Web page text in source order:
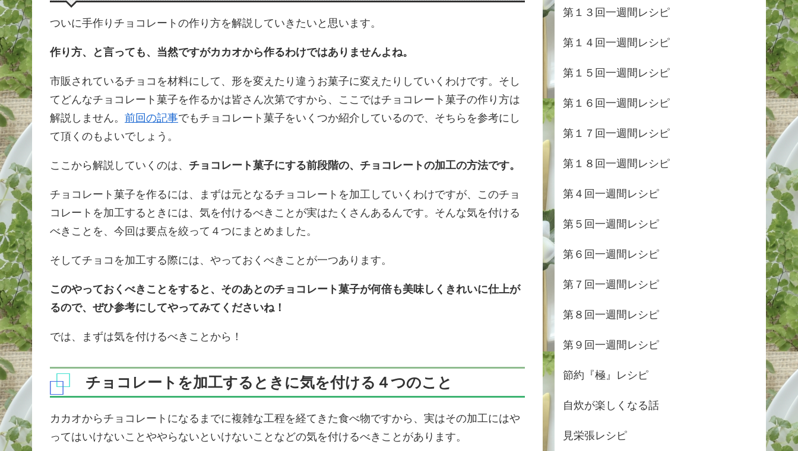
ついに手作りチョコレートの作り方を解説していきたいと思います。
作り方、と言っても、当然ですがカカオから作るわけではありませんよね。
市販されているチョコを材料にして、形を変えたり違うお菓子に変えたりしていくわけです。そし
てどんなチョコレート菓子を作るかは皆さん次第ですから、ここではチョコレート菓子の作り方は
解説しません。 前回の記事でもチョコレート菓子をいくつか紹介しているので、そちらを参考にし
て頂くのもよいでしょう。
ここから解説していくのは、 チョコレート菓子にする前段階の、チョコレートの加工の方法です。
チョコレート菓子を作るには、まずは元となるチョコレートを加工していくわけですが、このチョ
コレートを加工するときには、気を付けるべきことが実はたくさんあるんです。そんな気を付ける
べきことを、今回は要点を絞って４つにまとめました。
そしてチョコを加工する際には、やっておくべきことが一つあります。
このやっておくべきことをすると、そのあとのチョコレート菓子が何倍も美味しくきれいに仕上が
るので、ぜひ参考にしてやってみてくださいね！
では、まずは気を付けるべきことから！
チョコレートを加工するときに気を付ける４つのこと
カカオからチョコレートになるまでに複雑な工程を経てきた食べ物ですから、実はその加工にはや
ってはいけないことややらないといけないことなどの気を付けるべきことがあります。
第１３回一週間レシピ
第１４回一週間レシピ
第１５回一週間レシピ
第１６回一週間レシピ
第１７回一週間レシピ
第１８回一週間レシピ
第４回一週間レシピ
第５回一週間レシピ
第６回一週間レシピ
第７回一週間レシピ
第８回一週間レシピ
第９回一週間レシピ
節約『極』レシピ
自炊が楽しくなる話
見栄張レシピ